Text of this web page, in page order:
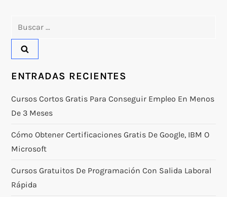
a
c
ó
n
e
ENTRADAS RECIENTES
Cursos Cortos Gratis Para Conseguir Empleo En Menos
De 3 Meses
Cómo Obtener Certificaciones Gratis De Google, IBM O
Microsoft
Cursos Gratuitos De Programación Con Salida Laboral
Rápida